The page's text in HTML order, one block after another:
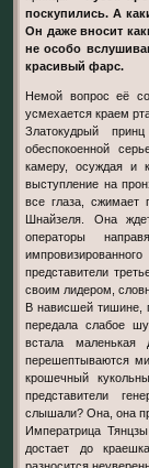
поскупились. А
Он даже вносит
не особо
красивый фарс.
Немой вопрос её
усмехается краем
Златокудрый
обеспокоенной
камеру, осуждая и
выступление на
все глаза, сжимает
Шнайзеля. Она
операторы
представители
своим лидером,
В нависшей тишине,
передала слабое
встала маленькая
перешептываются
крошечный
представители
слышали? Она, она
Императрица
достает до